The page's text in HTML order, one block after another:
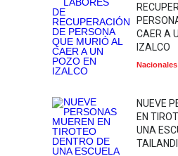
CAER A
IZALCO
Nacionales
NUEVE
EN
UNA